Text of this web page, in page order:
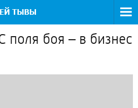
поля боя – в бизнес